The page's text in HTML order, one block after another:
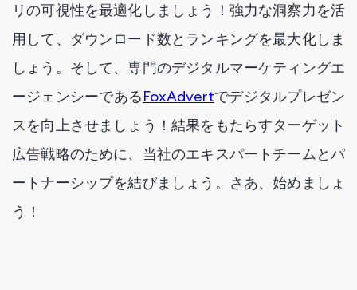
リの可視性を最適化しましょう！強力な洞察力を活
用して、ダウンロード数とランキングを最大化しま
しょう。そして、専門のデジタルマーケティングエ
ージェンシーであるFoxAdvertでデジタルプレゼン
スを向上させましょう！結果をもたらすターゲット
広告戦略のために、当社のエキスパートチームとパ
ートナーシップを結びましょう。さあ、始めましょ
う！